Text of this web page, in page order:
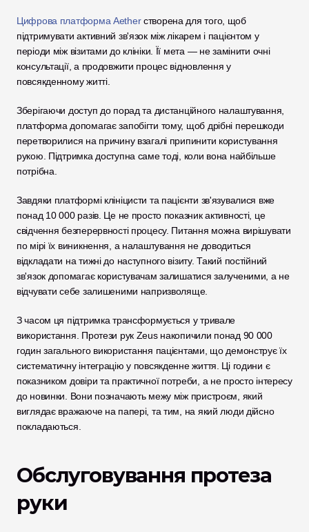
Цифрова платформа Aether створена для того, щоб
підтримувати активний зв'язок між лікарем і пацієнтом у
періоди між візитами до клініки. Її мета — не замінити очні
консультації, а продовжити процес відновлення у
повсякденному житті.
Зберігаючи доступ до порад та дистанційного налаштування,
платформа допомагає запобігти тому, щоб дрібні перешкоди
перетворилися на причину взагалі припинити користування
рукою. Підтримка доступна саме тоді, коли вона найбільше
потрібна.
Завдяки платформі клініцисти та пацієнти зв'язувалися вже
понад 10 000 разів. Це не просто показник активності, це
свідчення безперервності процесу. Питання можна вирішувати
по мірі їх виникнення, а налаштування не доводиться
відкладати на тижні до наступного візиту. Такий постійний
зв'язок допомагає користувачам залишатися залученими, а не
відчувати себе залишеними напризволяще.
З часом ця підтримка трансформується у тривале
використання. Протези рук Zeus накопичили понад 90 000
годин загального використання пацієнтами, що демонструє їх
систематичну інтеграцію у повсякденне життя. Ці години є
показником довіри та практичної потреби, а не просто інтересу
до новинки. Вони позначають межу між пристроєм, який
виглядає вражаюче на папері, та тим, на який люди дійсно
покладаються.
Обслуговування протеза
руки